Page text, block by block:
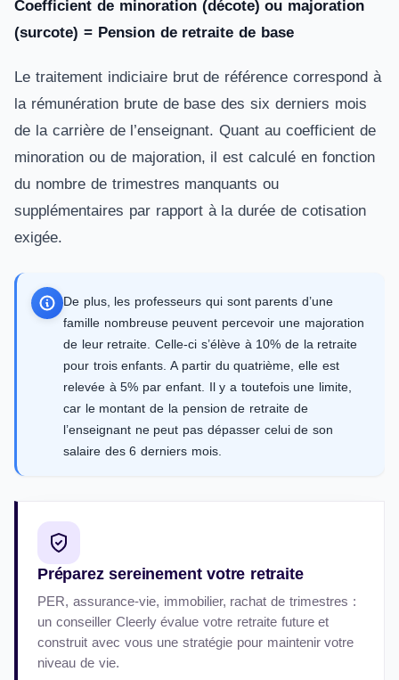
Coefficient de minoration (décote) ou majoration
(surcote) = Pension de retraite de base
Le traitement indiciaire brut de référence correspond à
la rémunération brute de base des six derniers mois
de la carrière de l’enseignant. Quant au coefficient de
minoration ou de majoration, il est calculé en fonction
du nombre de trimestres manquants ou
supplémentaires par rapport à la durée de cotisation
exigée.
De plus, les professeurs qui sont parents d’une
famille nombreuse peuvent percevoir une majoration
de leur retraite. Celle-ci s’élève à 10% de la retraite
pour trois enfants. A partir du quatrième, elle est
relevée à 5% par enfant. Il y a toutefois une limite,
car le montant de la pension de retraite de
l’enseignant ne peut pas dépasser celui de son
salaire des 6 derniers mois.
Préparez sereinement votre retraite
PER, assurance-vie, immobilier, rachat de trimestres :
un conseiller Cleerly évalue votre retraite future et
construit avec vous une stratégie pour maintenir votre
niveau de vie.